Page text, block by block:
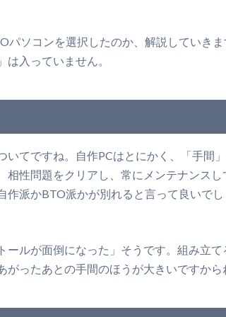
ソコンを選択したのか、解説していきま
入っていません。
てですね。自作PCはとにかく、「手間
相性問題をクリアし、常にメンテナンスし
派かBTO派かが別れると言って良いでし
ルが面倒になった」そうです。組み立て
ったあとの手間のほうが大きいですから